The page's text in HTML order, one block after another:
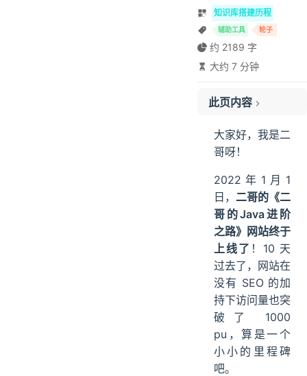
知识库搭建历程
辅助工具 轮子
约 2189 字
大约 7 分钟
此页内容
解决方案二
大家好，我是二
哥呀！
2022 年 1 月 1
日， 二哥的《二
哥的Java进阶
之路》网站终于
上线了 ！10 天
过去了，网站在
没有 SEO 的加
持下访问量也突
破了 1000
pu，算是一个
小小的里程碑
吧。